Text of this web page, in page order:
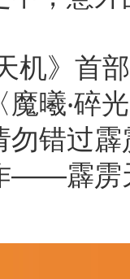
》首部
曦‧碎
勿错过
――霹雳